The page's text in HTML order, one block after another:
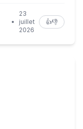
•
23
juillet
2026
👍👎